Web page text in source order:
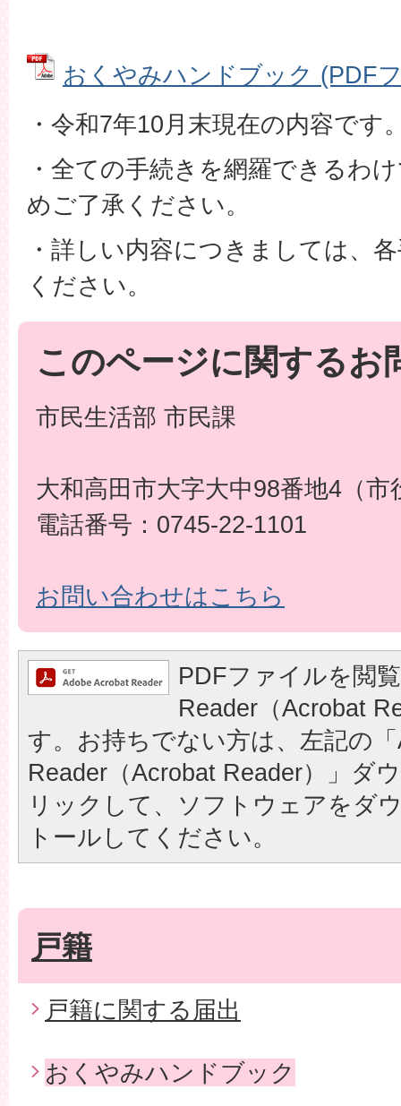
おくやみハンドブック (PDF
・令和7年10月末現在の内容です
・全ての手続きを網羅できるわ
めご了承ください。
・詳しい内容につきましては、
ください。
このページに関するお
市民生活部 市民課
大和高田市大字大中98番地4（市
電話番号：0745-22-1101
お問い合わせはこちら
PDFファイルを閲
Reader（Acrobat
す。お持ちでない方は、左記の
Reader（Acrobat Reader）」ダ
リックして、ソフトウェアをダ
トールしてください。
戸籍
戸籍に関する届出
おくやみハンドブック